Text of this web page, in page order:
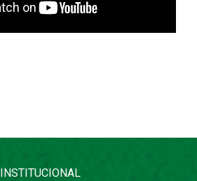
INSTITUCIONAL